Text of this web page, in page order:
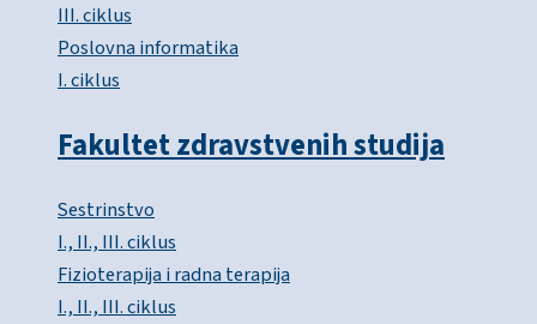
III. ciklus
Poslovna informatika
I. ciklus
Fakultet zdravstvenih studija
Sestrinstvo
I., II., III. ciklus
Fizioterapija i radna terapija
I., II., III. ciklus